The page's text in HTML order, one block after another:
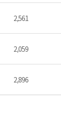
2,561
2,059
2,896